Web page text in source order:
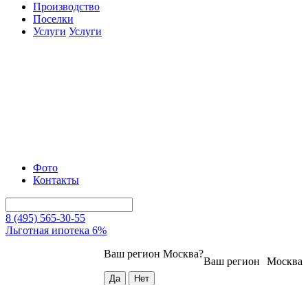
Производство
Поселки
Услуги Услуги
Фото
Контакты
8 (495) 565-30-55
Льготная ипотека 6%
Москва
Ваш регион
Ваш регион Москва?